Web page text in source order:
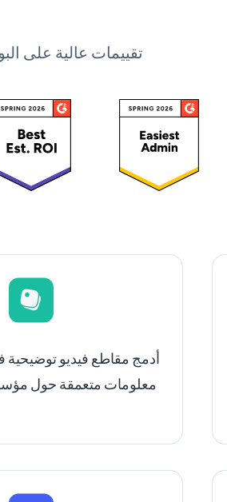
تقييمات عالية على
أدمج مقاطع فيديو توضيحية
معلومات متعمقة حول